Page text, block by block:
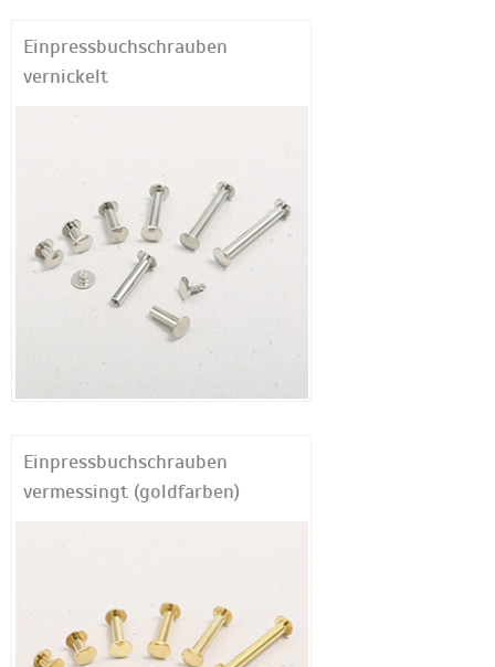
Einpressbuchschrauben
vernickelt
Einpressbuchschrauben
vermessingt (goldfarben)